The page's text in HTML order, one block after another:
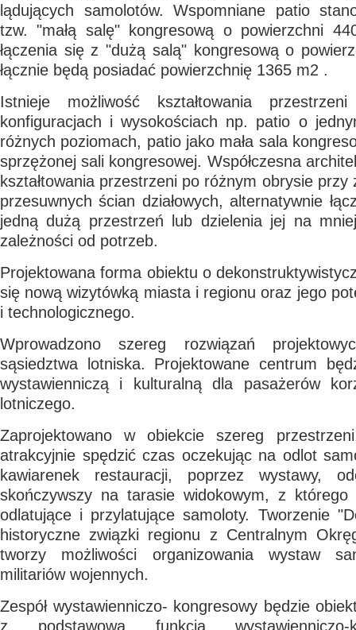
lądujących samolotów. Wspomniane patio
tzw. "małą salę" kongresową o powierzchni
łączenia się z "dużą salą" kongresową o
łącznie będą posiadać powierzchnię 1365 m2 .
Istnieje możliwość kształtowania
konfiguracjach i wysokościach np. patio o
różnych poziomach, patio jako mała sala
sprzężonej sali kongresowej. Współczesna
kształtowania przestrzeni po różnym obrysie przy
przesuwnych ścian działowych, alternatywnie
jedną dużą przestrzeń lub dzielenia jej na
zależności od potrzeb.
Projektowana forma obiektu o
się nową wizytówką miasta i regionu oraz jego
i technologicznego.
Wprowadzono szereg rozwiązań
sąsiedztwa lotniska. Projektowane centrum
wystawienniczą i kulturalną dla pasażerów
lotniczego.
Zaprojektowano w obiekcie szereg
atrakcyjnie spędzić czas oczekując na odlot
kawiarenek restauracji, poprzez wystawy,
skończywszy na tarasie widokowym, z którego
odlatujące i przylatujące samoloty. Tworzenie
historyczne związki regionu z Centralnym
tworzy możliwości organizowania wystaw
militariów wojennych.
Zespół wystawienniczo- kongresowy będzie
z podstawową funkcją wystawienniczo-